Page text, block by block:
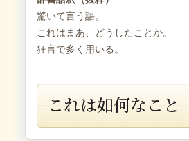
驚いて言う語。
これはまあ、どうしたことか。
狂言で多く用いる。
これは如何なこと